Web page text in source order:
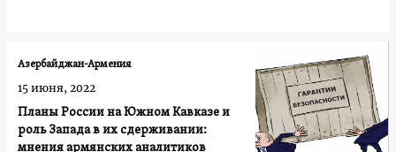
Планы России на Южном Кавказе и
роль Запада в их сдерживании:
мнения армянских аналитиков
Азербайджан-Армения
15 июня, 2022